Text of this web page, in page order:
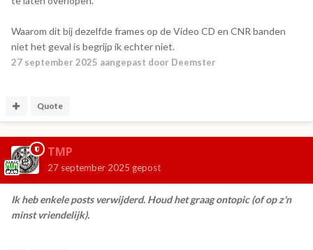
Waarom dit bij dezelfde frames op de Video CD en CNR banden
niet het geval is begrijp ik echter niet.
27 september 2025 aangepast door Deemster
Quote
TMP
27 september 2025 gepost
Ik heb enkele posts verwijderd. Houd het graag ontopic (of op z'n
minst vriendelijk).